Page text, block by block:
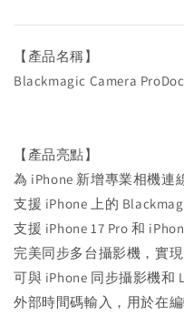
【產品名稱】
Blackmagic Camera
【產品亮點】
為 iPhone 新增專業相機連
支援 iPhone 上的
支援 iPhone 17 Pro 和
完美同步多台攝影機，實現
可與 iPhone 同步攝影機和
外部時間碼輸入，用於在